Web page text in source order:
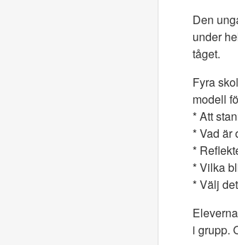
Den
under
tåget.
Fyra
modell
* Att
* Vad är
*
* Vilka
* Välj
i grupp.